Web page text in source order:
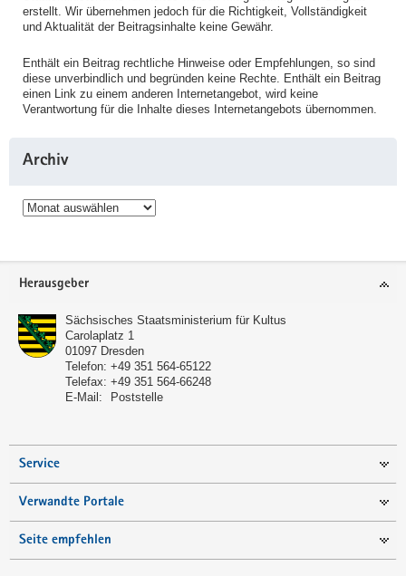
erstellt. Wir übernehmen jedoch für die Richtigkeit, Vollständigkeit
und Aktualität der Beitragsinhalte keine Gewähr.
Enthält ein Beitrag rechtliche Hinweise oder Empfehlungen, so sind
diese unverbindlich und begründen keine Rechte. Enthält ein Beitrag
einen Link zu einem anderen Internetangebot, wird keine
Verantwortung für die Inhalte dieses Internetangebots übernommen.
Archiv
Archiv
Service
Herausgeber
Sächsisches Staatsministerium für Kultus
Carolaplatz 1
01097 Dresden
Telefon: +49 351 564-65122
Telefax: +49 351 564-66248
E-Mail:
Poststelle
Service
Verwandte Portale
Seite empfehlen